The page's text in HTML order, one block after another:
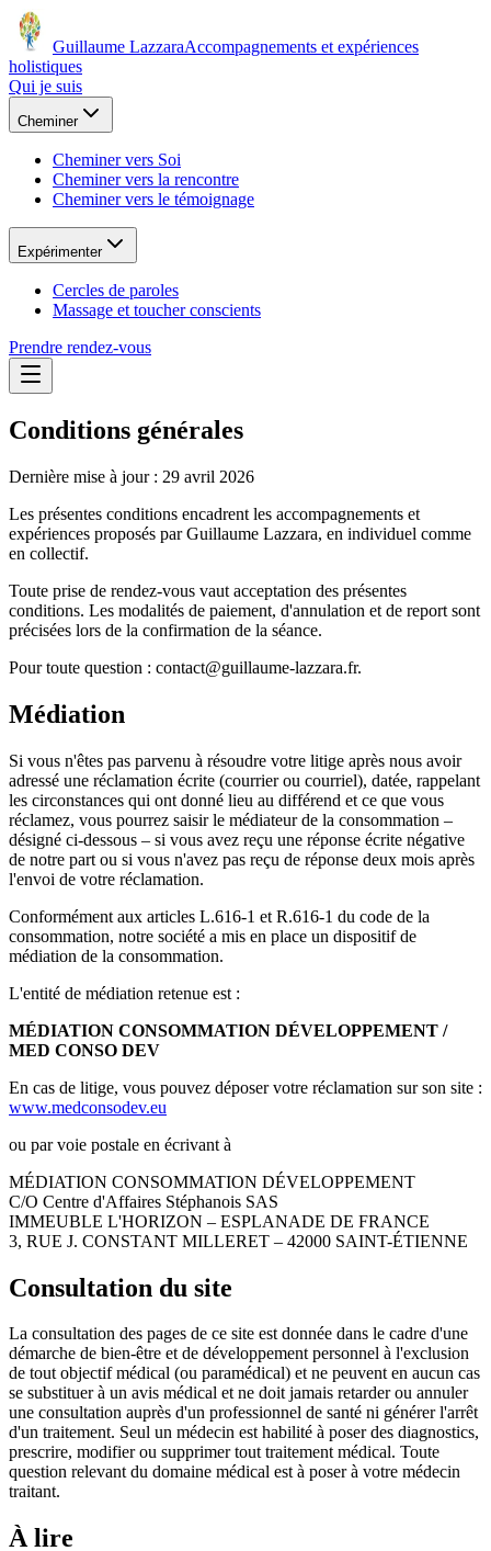
Guillaume LazzaraAccompagnements et expériences
holistiques
Qui je suis
Cheminer
Cheminer vers Soi
Cheminer vers la rencontre
Cheminer vers le témoignage
Expérimenter
Cercles de paroles
Massage et toucher conscients
Prendre rendez-vous
Conditions générales
Dernière mise à jour : 29 avril 2026
Les présentes conditions encadrent les accompagnements et
expériences proposés par Guillaume Lazzara, en individuel comme
en collectif.
Toute prise de rendez-vous vaut acceptation des présentes
conditions. Les modalités de paiement, d'annulation et de report sont
précisées lors de la confirmation de la séance.
Pour toute question : contact@guillaume-lazzara.fr.
Médiation
Si vous n'êtes pas parvenu à résoudre votre litige après nous avoir
adressé une réclamation écrite (courrier ou courriel), datée, rappelant
les circonstances qui ont donné lieu au différend et ce que vous
réclamez, vous pourrez saisir le médiateur de la consommation –
désigné ci-dessous – si vous avez reçu une réponse écrite négative
de notre part ou si vous n'avez pas reçu de réponse deux mois après
l'envoi de votre réclamation.
Conformément aux articles L.616-1 et R.616-1 du code de la
consommation, notre société a mis en place un dispositif de
médiation de la consommation.
L'entité de médiation retenue est :
MÉDIATION CONSOMMATION DÉVELOPPEMENT /
MED CONSO DEV
En cas de litige, vous pouvez déposer votre réclamation sur son site :
www.medconsodev.eu
ou par voie postale en écrivant à
MÉDIATION CONSOMMATION DÉVELOPPEMENT
C/O Centre d'Affaires Stéphanois SAS
IMMEUBLE L'HORIZON – ESPLANADE DE FRANCE
3, RUE J. CONSTANT MILLERET – 42000 SAINT-ÉTIENNE
Consultation du site
La consultation des pages de ce site est donnée dans le cadre d'une
démarche de bien-être et de développement personnel à l'exclusion
de tout objectif médical (ou paramédical) et ne peuvent en aucun cas
se substituer à un avis médical et ne doit jamais retarder ou annuler
une consultation auprès d'un professionnel de santé ni générer l'arrêt
d'un traitement. Seul un médecin est habilité à poser des diagnostics,
prescrire, modifier ou supprimer tout traitement médical. Toute
question relevant du domaine médical est à poser à votre médecin
traitant.
À lire